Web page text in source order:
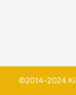
©2014-2024